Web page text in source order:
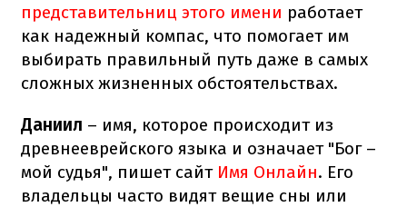
представительниц этого имени работает
как надежный компас, что помогает им
выбирать правильный путь даже в самых
сложных жизненных обстоятельствах.
Даниил – имя, которое происходит из
древнееврейского языка и означает "Бог –
мой судья", пишет сайт Имя Онлайн. Его
владельцы часто видят вещие сны или